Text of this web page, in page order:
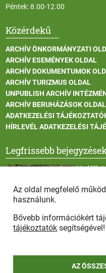
Péntek: 8.00-12.00
Közérdekű
ARCHÍV ÖNKORMÁNYZATI
ARCHÍV ESEMÉNYEK OLDAL
ARCHÍV DOKUMENTUMOK
ARCHÍV TURIZMUS OLDAL
UNPUBLISH ARCHÍV
ARCHÍV BERUHÁZÁSOK OLDAL
ADATKEZELÉSI
HÍRLEVÉL ADATKEZELÉSI
Legfrissebb
Afrikai
Az oldal megfelelő
használunk.
Bővebb információkért
tájékoztatók segítségével!
AZ